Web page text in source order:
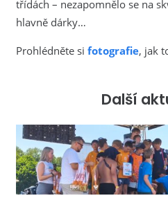
třídách – nezapomnělo se na
hlavně dárky…
Prohlédněte si fotografie, jak
Další